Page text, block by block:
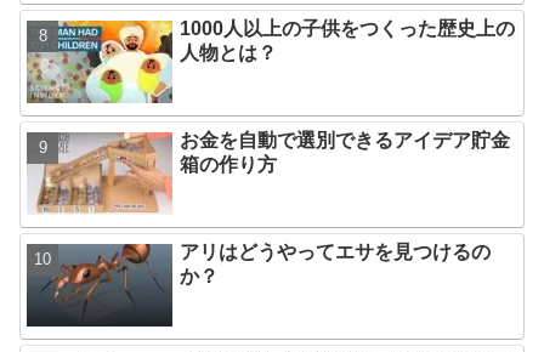
1000人以上の子供をつくった歴史上の
人物とは？
お金を自動で選別できるアイデア貯金
箱の作り方
アリはどうやってエサを見つけるの
か？